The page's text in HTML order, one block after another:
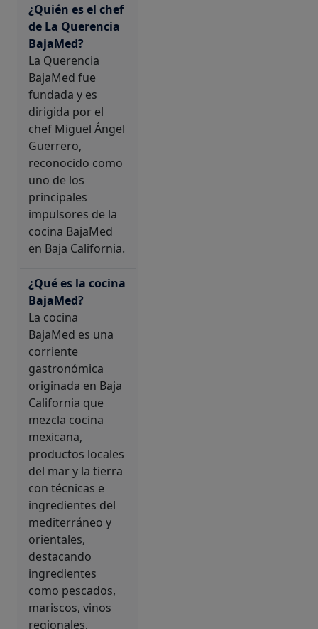
¿Quién es el chef
de La Querencia
BajaMed?
La Querencia
BajaMed fue
fundada y es
dirigida por el
chef Miguel Ángel
Guerrero,
reconocido como
uno de los
principales
impulsores de la
cocina BajaMed
en Baja California.
¿Qué es la cocina
BajaMed?
La cocina
BajaMed es una
corriente
gastronómica
originada en Baja
California que
mezcla cocina
mexicana,
productos locales
del mar y la tierra
con técnicas e
ingredientes del
mediterráneo y
orientales,
destacando
ingredientes
como pescados,
mariscos, vinos
regionales,